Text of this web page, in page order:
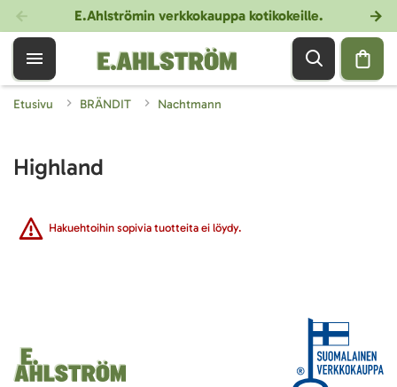
E.Ahlströmin verkkokauppa kotikokeille.
Etusivu BRÄNDIT Nachtmann
Highland
Hakuehtoihin sopivia tuotteita ei löydy.